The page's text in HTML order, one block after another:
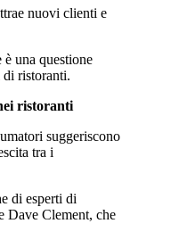
nuovi clienti e
una questione
ristoranti.
ristoranti
suggeriscono
tra i
di esperti di
Dave Clement, che